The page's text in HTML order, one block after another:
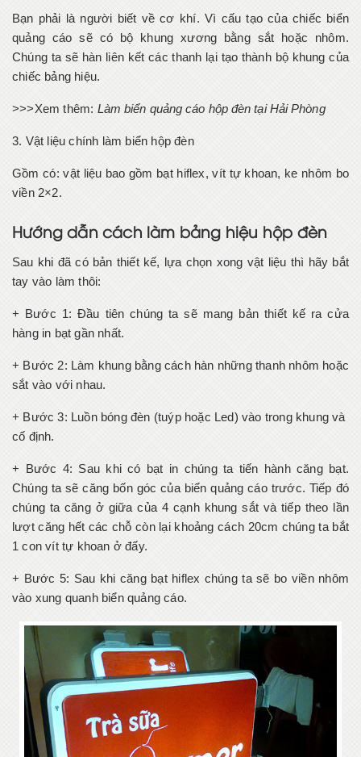
Bạn phải là người biết về cơ khí. Vì cấu tạo của chiếc biển
quảng cáo sẽ có bộ khung xương bằng sắt hoặc nhôm.
Chúng ta sẽ hàn liên kết các thanh lại tạo thành bộ khung của
chiếc bảng hiệu.
>>>Xem thêm: Làm biển quảng cáo hộp đèn tại Hải Phòng
3. Vật liệu chính làm biển hộp đèn
Gồm có: vật liệu bao gồm bạt hiflex, vít tự khoan, ke nhôm bo
viền 2×2.
Hướng dẫn cách làm bảng hiệu hộp đèn
Sau khi đã có bản thiết kế, lựa chọn xong vật liệu thì hãy bắt
tay vào làm thôi:
+ Bước 1: Đầu tiên chúng ta sẽ mang bản thiết kế ra cửa
hàng in bạt gần nhất.
+ Bước 2: Làm khung bằng cách hàn những thanh nhôm hoặc
sắt vào với nhau.
+ Bước 3: Luồn bóng đèn (tuýp hoặc Led) vào trong khung và
cố định.
+ Bước 4: Sau khi có bạt in chúng ta tiến hành căng bạt.
Chúng ta sẽ căng bốn góc của biển quảng cáo trước. Tiếp đó
chúng ta căng ở giữa của 4 cạnh khung sắt và tiếp theo lần
lượt căng hết các chỗ còn lại khoảng cách 20cm chúng ta bắt
1 con vít tự khoan ở đấy.
+ Bước 5: Sau khi căng bạt hiflex chúng ta sẽ bo viền nhôm
vào xung quanh biển quảng cáo.